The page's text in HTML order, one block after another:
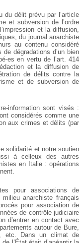
du délit prévu par l’article
et subversion de l’ordre
et la diffusion,
du journal anarchiste
au contenu considéré
dégradations d’un bien
es en vertu de l’art. 414
et la diffusion de
de délits contre la
et de subversion de
information sont visés :
considérés comme une
aux crimes et délits (par
solidarité et notre soutien
à celleux des autres
en Italie : opérations
pour associations de
anarchiste français
pour association de
de contrôle judiciaire
d’entrer en contact avec
autour de Bure,
etc. Dans un climat de